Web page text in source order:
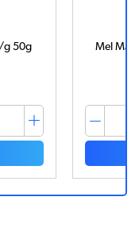
g 50g Mel Max